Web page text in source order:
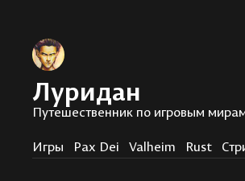
Луридан
Путешественник по игровым
Игры Pax Dei Valheim Rust